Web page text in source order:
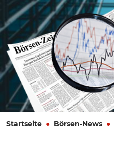
Startseite Börsen-News